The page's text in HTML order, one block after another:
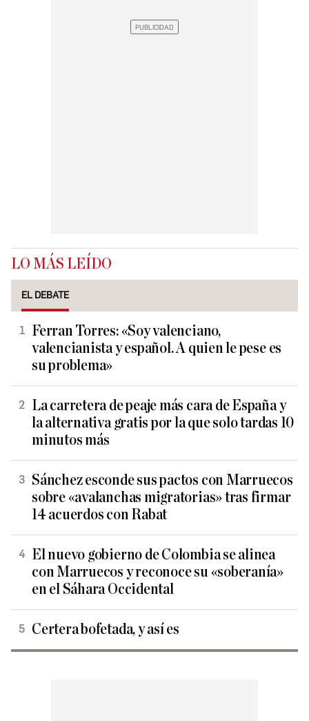
LO MÁS LEÍDO
EL DEBATE
Ferran Torres: «Soy valenciano,
valencianista y español. A quien le pese es
su problema»
La carretera de peaje más cara de España y
la alternativa gratis por la que solo tardas 10
minutos más
Sánchez esconde sus pactos con Marruecos
sobre «avalanchas migratorias» tras firmar
14 acuerdos con Rabat
El nuevo gobierno de Colombia se alinea
con Marruecos y reconoce su «soberanía»
en el Sáhara Occidental
Certera bofetada, y así es